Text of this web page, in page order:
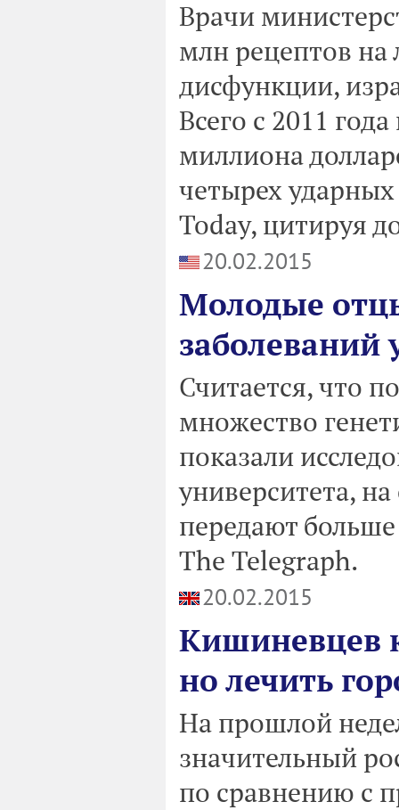
Врачи
млн рецептов на
дисфункции,
Всего с 2011
миллиона
четырех
Today, цитируя
20.02.2015
Молодые
заболеваний
Считается, что
множество
показали
университета,
передают
The Telegraph.
20.02.2015
Кишиневцев
но лечить
На прошлой
значительный
по сравнению с